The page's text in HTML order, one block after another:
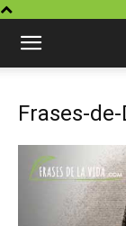
Frases-